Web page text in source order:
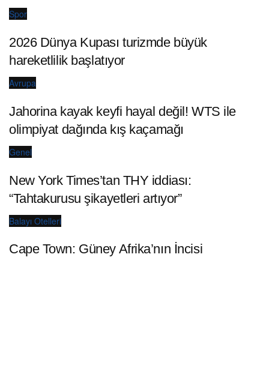
Spor
2026 Dünya Kupası turizmde büyük
hareketlilik başlatıyor
Avrupa
Jahorina kayak keyfi hayal değil! WTS ile
olimpiyat dağında kış kaçamağı
Genel
New York Times’tan THY iddiası:
“Tahtakurusu şikayetleri artıyor”
Balayı Otelleri
Cape Town: Güney Afrika’nın İncisi